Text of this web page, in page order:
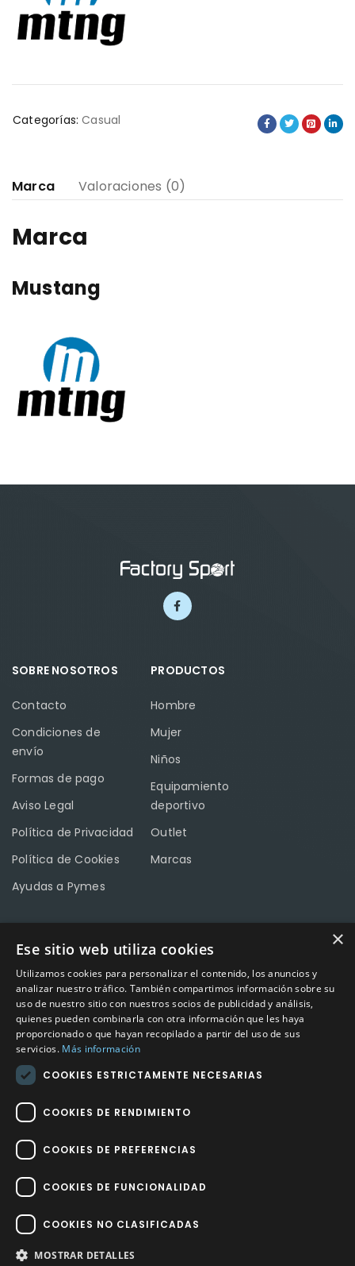
Categorías: Casual
Marca Valoraciones (0)
Marca
Mustang
SOBRE NOSOTROS
Contacto
Condiciones de
envío
Formas de pago
Aviso Legal
Política de Privacidad
Política de Cookies
Ayudas a Pymes
PRODUCTOS
Hombre
Mujer
Niños
Equipamiento
deportivo
Outlet
Marcas
CONTACTO
Calle Méndez Núñez nº3 – Fuente Palmera 14120 Córdoba
Teléfono957 04 96 57
Emailinfo@factory-sport.es
HORARIO COMERCIAL
Lunes a viernes
10:00 a 14:00 / 18:00 a 21:00
Factory Sport 2023© – Todos los derechos reservados | Hecho por
Impulsoh Performance Marketing
×
Ese sitio web utiliza cookies
Utilizamos cookies para personalizar el contenido, los anuncios y
analizar nuestro tráfico. También compartimos información sobre su
uso de nuestro sitio con nuestros socios de publicidad y análisis,
quienes pueden combinarla con otra información que les haya
proporcionado o que hayan recopilado a partir del uso de sus
servicios. Más información
COOKIES ESTRICTAMENTE NECESARIAS
COOKIES DE RENDIMIENTO
COOKIES DE PREFERENCIAS
COOKIES DE FUNCIONALIDAD
COOKIES NO CLASIFICADAS
MOSTRAR DETALLES